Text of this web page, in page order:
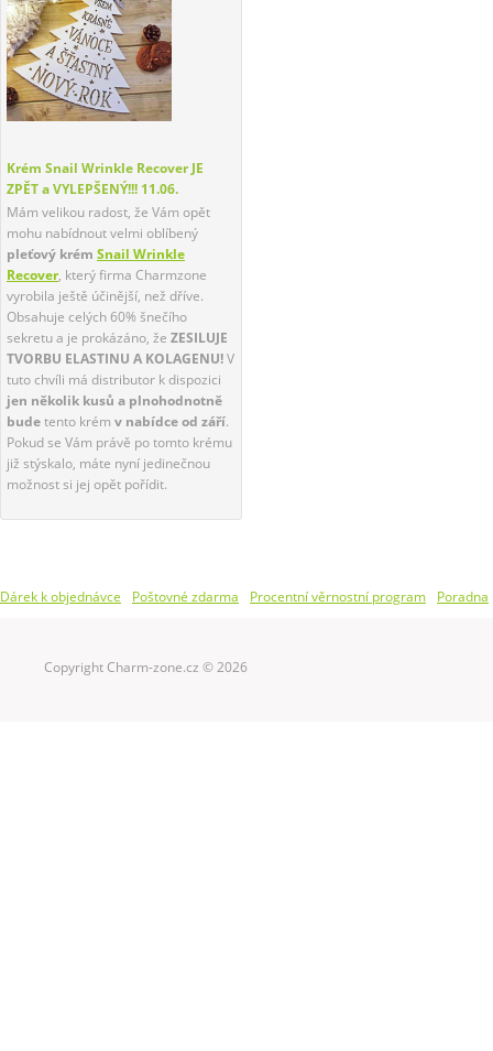
Krém Snail Wrinkle Recover JE
ZPĚT a VYLEPŠENÝ!!! 11.06.
Mám velikou radost, že Vám opět
mohu nabídnout velmi oblíbený
pleťový krém Snail Wrinkle
Recover, který firma Charmzone
vyrobila ještě účinější, než dříve.
Obsahuje celých 60% šnečího
sekretu a je prokázáno, že ZESILUJE
TVORBU ELASTINU A KOLAGENU!V
tuto chvíli má distributor k dispozici
jen několik kusů a plnohodnotně
budetento krém v nabídce od září.
Pokud se Vám právě po tomto krému
již stýskalo, máte nyní jedinečnou
možnost si jej opět pořídit.
Dárek k objednávce Poštovné zdarma Procentní věrnostní program Poradna
Copyright Charm-zone.cz © 2026